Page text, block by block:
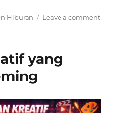
Hiburan Leave a commenton
yang